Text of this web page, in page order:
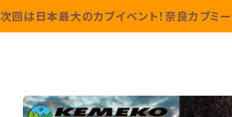
次回は日本最大のカブイベント！奈良カブミ